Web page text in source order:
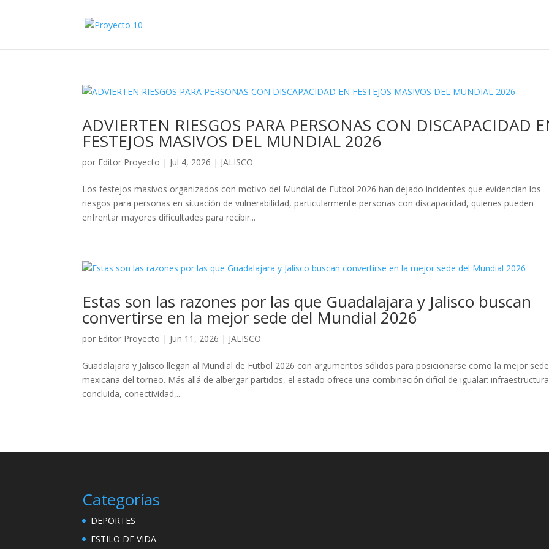
ADVIERTEN RIESGOS PARA PERSONAS CON DISCAPACIDAD
FESTEJOS MASIVOS DEL MUNDIAL 2026
por Editor Proyecto | Jul 4, 2026 | JALISCO
Los festejos masivos organizados con motivo del Mundial de Futbol 2026 han dejado incidentes que evidencian los
riesgos para personas en situación de vulnerabilidad, particularmente personas con discapacidad, quienes pueden
enfrentar mayores dificultades para recibir...
Estas son las razones por las que Guadalajara y Jalisco buscan
convertirse en la mejor sede del Mundial 2026
por Editor Proyecto | Jun 11, 2026 | JALISCO
Guadalajara y Jalisco llegan al Mundial de Futbol 2026 con argumentos sólidos para posicionarse como la mejor sede
mexicana del torneo. Más allá de albergar partidos, el estado ofrece una combinación difícil de igualar: infraestructura
concluida, conectividad,...
Categorías
DEPORTES
ESTILO DE VIDA